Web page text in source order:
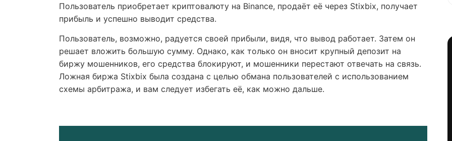
Пользователь приобретает криптовалюту на Binance, продаёт её через Stixbix, получает
прибыль и успешно выводит средства.
Пользователь, возможно, радуется своей прибыли, видя, что вывод работает. Затем он
решает вложить большую сумму. Однако, как только он вносит крупный депозит на
биржу мошенников, его средства блокируют, и мошенники перестают отвечать на связь.
Ложная биржа Stixbix была создана с целью обмана пользователей с использованием
схемы арбитража, и вам следует избегать её, как можно дальше.